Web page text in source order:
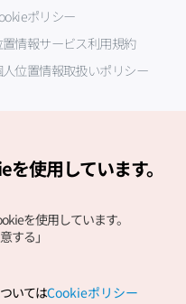
ポリシー
情報サービス利用規約
位置情報取扱いポリシー
使用しています。
を使用しています。
する」
いてはCookieポリシー